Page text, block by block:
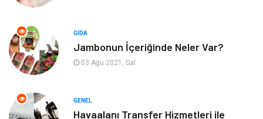
Emlak Spor
Genel Kültür Tatil
GIDA
Jambonun İçeriğinde Neler Var?
03 Ağu 2021, Sal
GENEL
Havaalanı Transfer Hizmetleri ile